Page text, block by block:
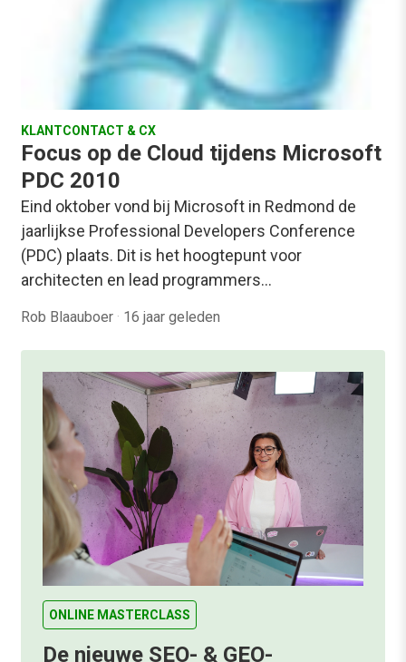
KLANTCONTACT & CX
Focus op de Cloud tijdens Microsoft
PDC 2010
Eind oktober vond bij Microsoft in Redmond de
jaarlijkse Professional Developers Conference
(PDC) plaats. Dit is het hoogtepunt voor
architecten en lead programmers…
Rob Blaauboer · 16 jaar geleden
ONLINE MASTERCLASS
De nieuwe SEO- & GEO-